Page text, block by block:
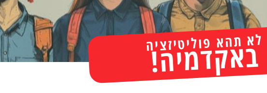
לא תהא פוליטיזציה
באקדמיה!